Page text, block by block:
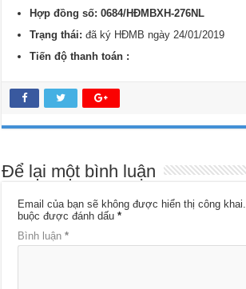
Hợp đồng số: 0684/HĐMBXH-276NL
Trạng thái:đã ký HĐMB ngày 24/01/2019
Tiến độ thanh toán :
Để lại một bình luận
Email của bạn sẽ không được hiển thị công khai.
buộc được đánh dấu*
Bình luận*